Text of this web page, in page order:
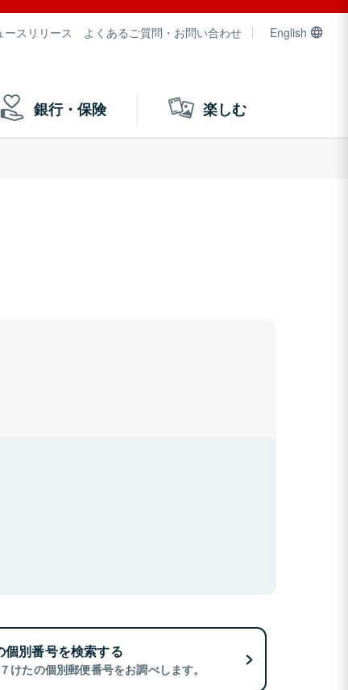
ースリリース よくあるご質問・お問い合わせ English
銀行・保険 楽しむ
個別番号を検索する
けたの個別郵便番号をお調べします。